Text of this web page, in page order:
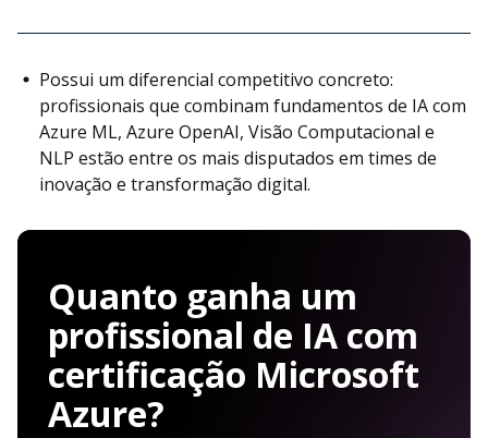
Possui um diferencial competitivo concreto:
profissionais que combinam fundamentos de IA com
Azure ML, Azure OpenAI, Visão Computacional e
NLP estão entre os mais disputados em times de
inovação e transformação digital.
Quanto ganha um
profissional de IA com
certificação Microsoft
Azure?